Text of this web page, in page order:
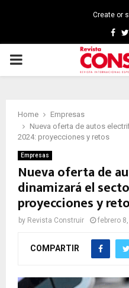
Create or
PRIMARY
Home
Empresas
Nueva oferta de autos
2024: proyecciones y retos
Empresas
Nueva oferta de
dinamizará el
proyecciones y
by Revista Construir febrero
COMPARTIR